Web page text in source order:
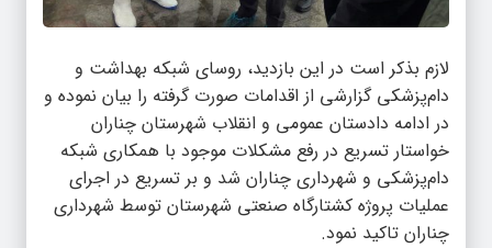
لازم بذکر است در این بازدید، روسای شبکه بهداشت و
دام‌پزشکی گزارشی از اقدامات صورت گرفته را بیان نموده و
در ادامه دادستان عمومی و انقلاب شهرستان چناران
خواستار تسریع در رفع مشکلات موجود با همکاری شبکه
دام‌پزشکی و شهرداری چناران شد و بر تسریع در اجرای
عملیات پروژه کشتارگاه صنعتی شهرستان توسط شهرداری
چناران تاکید نمود.